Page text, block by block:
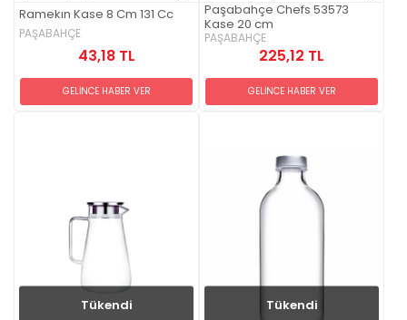
Ramekın Kase 8 Cm 131 Cc
PAŞABAHÇE
43,18 TL
GELİNCE HABER VER
Paşabahçe Chefs 53573
Kase 20 cm
PAŞABAHÇE
225,12 TL
GELİNCE HABER VER
Tükendi Tükendi